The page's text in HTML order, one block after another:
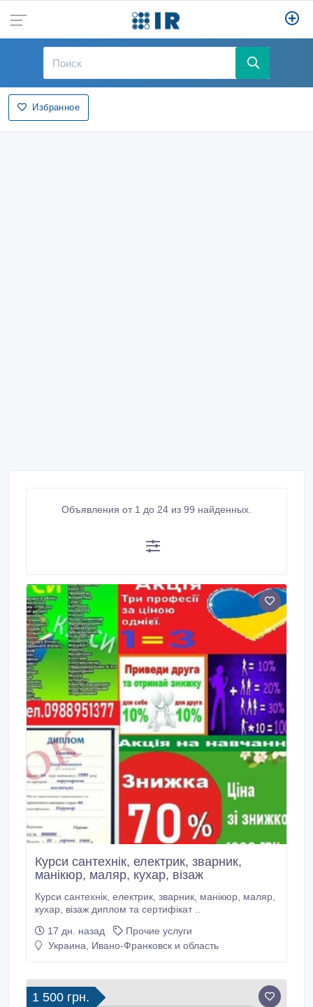
Избранное
Объявления от 1 до 24 из 99 найденных.
Курси сантехнік, електрик, зварник,
манікюр, маляр, кухар, візаж
Курси сантехнік, електрик, зварник, манікюр, маляр,
кухар, візаж диплом та сертифікат ..
17 дн. назад
Прочие услуги
Украина, Ивано-Франковск и область
1 500 грн.